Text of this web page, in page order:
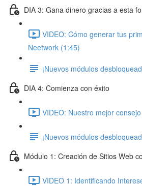
DIA 3: Gana dinero gracias a esta
VIDEO: Cómo generar tus
Neetwork (1:45)
¡Nuevos módulos
DIA 4: Comienza con éxito
VIDEO: Nuestro mejor
¡Nuevos módulos
Módulo 1: Creación de Sitios Web
VIDEO 1: Identificando